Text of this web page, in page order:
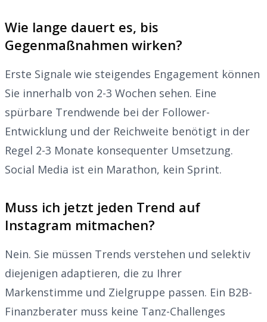
Wie lange dauert es, bis
Gegenmaßnahmen wirken?
Erste Signale wie steigendes Engagement können
Sie innerhalb von 2-3 Wochen sehen. Eine
spürbare Trendwende bei der Follower-
Entwicklung und der Reichweite benötigt in der
Regel 2-3 Monate konsequenter Umsetzung.
Social Media ist ein Marathon, kein Sprint.
Muss ich jetzt jeden Trend auf
Instagram mitmachen?
Nein. Sie müssen Trends verstehen und selektiv
diejenigen adaptieren, die zu Ihrer
Markenstimme und Zielgruppe passen. Ein B2B-
Finanzberater muss keine Tanz-Challenges